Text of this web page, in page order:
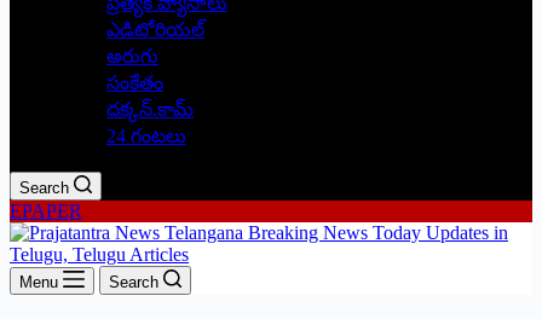
ఎడిటోరియల్
అరుగు
సంకేతం
దక్కన్.కామ్
24 గంటలు
Search
EPAPER
Menu Search